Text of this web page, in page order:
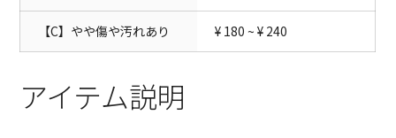
【C】やや傷や汚れあり ¥ 180 ~ ¥ 240
アイテム説明